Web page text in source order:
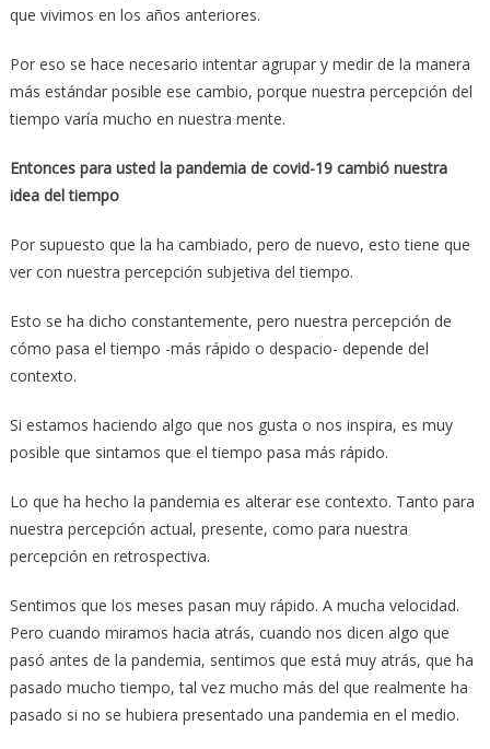
que vivimos en los años anteriores.
Por eso se hace necesario intentar agrupar y medir de la manera
más estándar posible ese cambio, porque nuestra percepción del
tiempo varía mucho en nuestra mente.
Entonces para usted la pandemia de covid-19 cambió nuestra
idea del tiempo
Por supuesto que la ha cambiado, pero de nuevo, esto tiene que
ver con nuestra percepción subjetiva del tiempo.
Esto se ha dicho constantemente, pero nuestra percepción de
cómo pasa el tiempo -más rápido o despacio- depende del
contexto.
Si estamos haciendo algo que nos gusta o nos inspira, es muy
posible que sintamos que el tiempo pasa más rápido.
Lo que ha hecho la pandemia es alterar ese contexto. Tanto para
nuestra percepción actual, presente, como para nuestra
percepción en retrospectiva.
Sentimos que los meses pasan muy rápido. A mucha velocidad.
Pero cuando miramos hacia atrás, cuando nos dicen algo que
pasó antes de la pandemia, sentimos que está muy atrás, que ha
pasado mucho tiempo, tal vez mucho más del que realmente ha
pasado si no se hubiera presentado una pandemia en el medio.